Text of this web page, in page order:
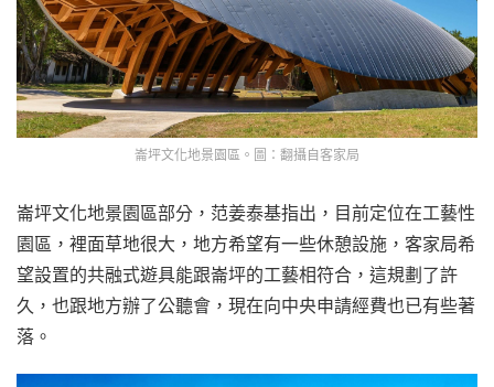
崙坪文化地景園區。圖：翻攝自客家局
崙坪文化地景園區部分，范姜泰基指出，目前定位在工藝性
園區，裡面草地很大，地方希望有一些休憩設施，客家局希
望設置的共融式遊具能跟崙坪的工藝相符合，這規劃了許
久，也跟地方辦了公聽會，現在向中央申請經費也已有些著
落。